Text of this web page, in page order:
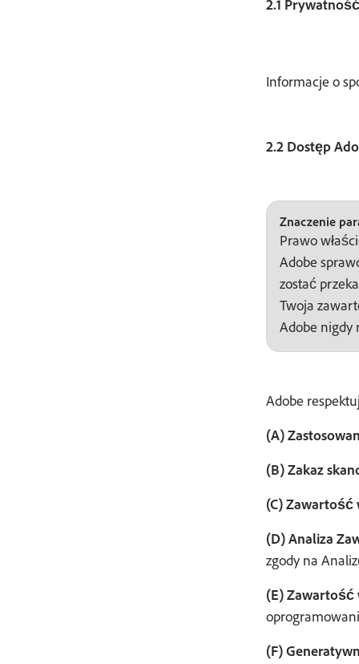
2.1 Prywatność
Informacje o
2.2 Dostęp
Znaczenie
Prawo
Adobe
zostać
Twoja
Adobe nigdy
Adobe
(A)
(B) Zakaz
(C) Zawartość
(D) Analiza
zgody na
(E) Zawartość
(F)